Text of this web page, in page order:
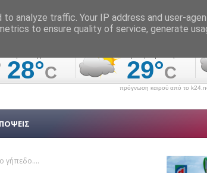
πρόγνωση καιρού από το
γήπεδο....
analyze traffic. Your IP address and user-
to ensure quality of service, generate